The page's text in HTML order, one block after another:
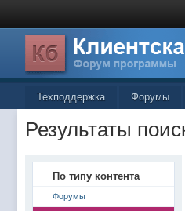
Техподдержка Форумы
Результаты
По типу контента
Форумы